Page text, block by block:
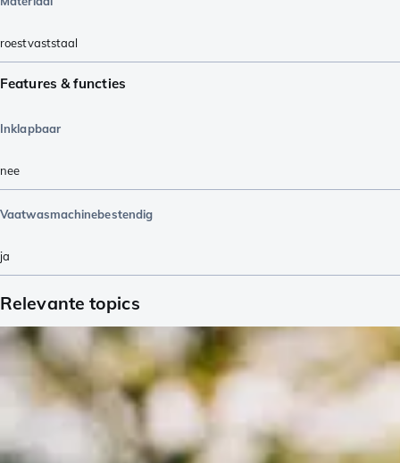
roestvaststaal
Features & functies
Inklapbaar
nee
Vaatwasmachinebestendig
ja
Relevante topics